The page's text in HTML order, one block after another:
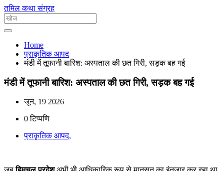
तमिल कथा संग्रह
Home
प्राकृतिक आपद
मंडी में तूफानी बारिश: अस्पताल की छत गिरी, सड़क बह गई
मंडी में तूफानी बारिश: अस्पताल की छत गिरी, सड़क बह गई
जून, 19 2026
0 टिप्पणि
प्राकृतिक आपद,